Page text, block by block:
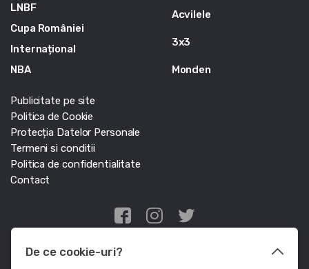
LNBF
Cupa României
Internațional
NBA
Acvilele
3x3
Monden
Publicitate pe site
Politica de Cookie
Protecția Datelor Personale
Termeni si conditii
Politica de confidentialitate
Contact
Edris Digital Agency
De ce cookie-uri?